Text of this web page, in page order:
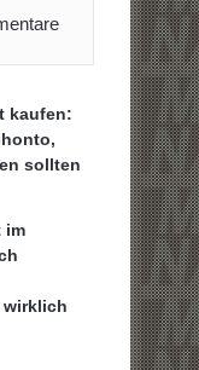
kaufen:
sollten
im
wirklich